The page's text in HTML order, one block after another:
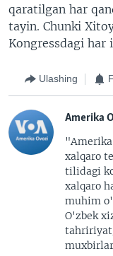
qaratilgan har
tayin. Chunki
Kongressdagi
Ulashing
Amerika
xalqaro
tilidagi
xalqaro
muhim
O'zbek